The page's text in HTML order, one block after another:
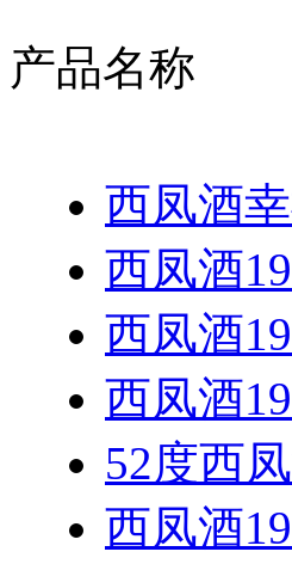
产品名称
西凤酒
西凤酒
西凤酒
西凤酒
52度西
西凤酒